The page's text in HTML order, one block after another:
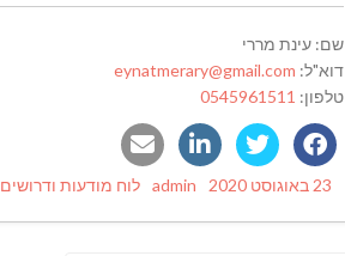
שם: עינת מררי
דוא"ל: eynatmerary@gmail.com
טלפון: 0545961511
Posted
23 באוגוסט 2020 Author
admin
Categories
לוח מודעות ודרושים